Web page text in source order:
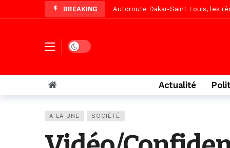
BREAKING Vidéo/Une première, lancement de
Vidéo/ L’arrivée spectaculaire à la
Vidéo/ Grand Thiès en deuil,
Adhésion du Mouvement citoyen «
Dark mode
Actualité
A LA UNE SOCIÉTÉ